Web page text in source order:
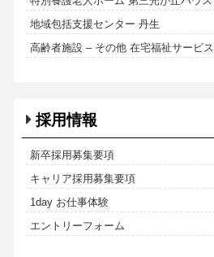
地域包括支援センター 丹生
高齢者施設 – その他 在宅福祉サービス
採用情報
新卒採用募集要項
キャリア採用募集要項
1day お仕事体験
エントリーフォーム